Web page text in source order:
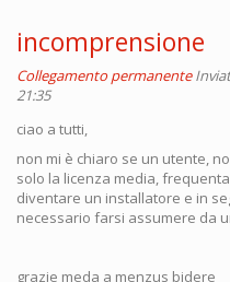
incomprensione
Collegamento permanente
21:35
ciao a tutti,
non mi è chiaro se un utente,
solo la licenza media,
diventare un installatore e in
necessario farsi assumere da
grazie meda a menzus bidere